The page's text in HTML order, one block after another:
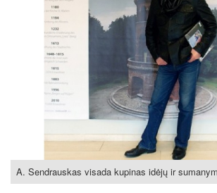
A. Sendrauskas visada kupinas idėjų ir